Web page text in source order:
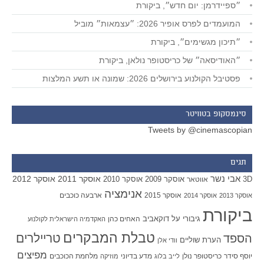
״ספיידרמן: יום חדש״, ביקורת
המועמדים לפרס אופיר 2026: ״עצמאות״ מוביל
״תיכון מגשימים״, ביקורת
״האודיסאה״ של כריסטופר נולאן, ביקורת
פסטיבל הקולנוע בירושלים 2026: שמונה או תשע המלצות
סינמסקופ בטוויטר
Tweets by @cinemascopian
תגים
3D אבי נשר אווטאר אוסקר 2009 אוסקר 2010 אוסקר 2011 אוסקר 2012
אוסקר 2013 אוסקר 2014 אוסקר 2015 אנימציה ארבעה כוכבים
ביקורת גיבורי על דוקאביב האחים כהן האקדמיה הישראלית לקולנוע
הספד הערת שוליים וודי אלן טבלת המבקרים טריילרים
יוסף סידר כריסטופר נולן לייב בלוג מדע בדיוני מוזיקה מלחמת הכוכבים מפיצים